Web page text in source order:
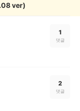
ver)
1
댓글
2
댓글